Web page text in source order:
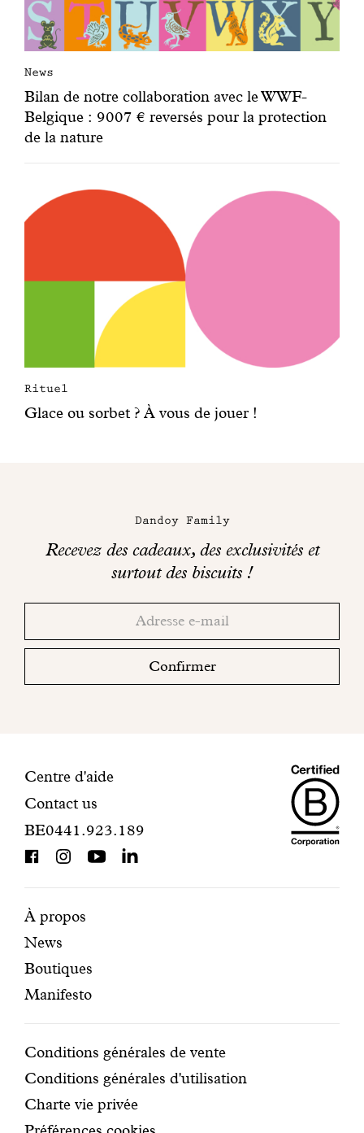
News
Bilan de notre collaboration avec le WWF-
Belgique : 9007 € reversés pour la protection
de la nature
Rituel
Glace ou sorbet ? À vous de jouer !
Dandoy Family
Recevez des cadeaux, des exclusivités et
surtout des biscuits !
boite
Confirmer
Informations
de
contact
Centre d'aide
Contact us
BE0441.923.189
Pages
mises
en
avant
Navigation
secondaire
À propos
News
Boutiques
Manifesto
Conditions
Conditions générales de vente
Conditions générales d'utilisation
Charte vie privée
is